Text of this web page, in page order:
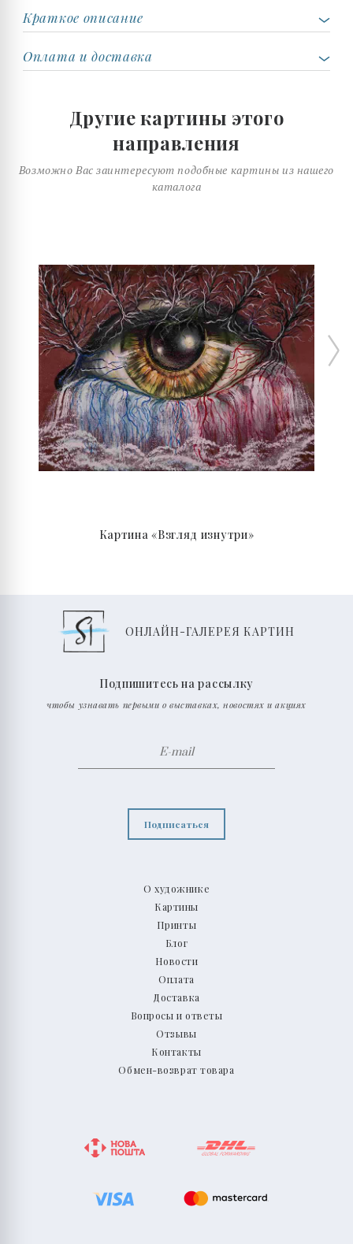
Краткое описание
Оплата и доставка
Другие картины этого
направления
Возможно Вас заинтересуют подобные картины из нашего
каталога
Картина «Взгляд изнутри»
ОНЛАЙН-ГАЛЕРЕЯ КАРТИН
О художнике
Картины
Принты
Блог
Новости
Оплата
Доставка
Вопросы и ответы
Отзывы
Контакты
Обмен-возврат товара
Подпишитесь на рассылку
чтобы узнавать первыми о выставках, новостях и акциях
Подписаться